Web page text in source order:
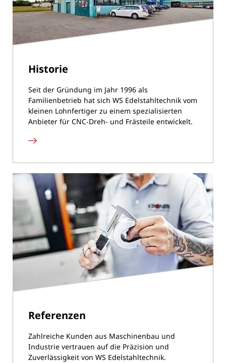
Historie
Seit der Gründung im Jahr 1996 als
Familienbetrieb hat sich WS Edelstahltechnik vom
kleinen Lohnfertiger zu einem spezialisierten
Anbieter für CNC-Dreh- und Frästeile entwickelt.
Historie
Referenzen
Zahlreiche Kunden aus Maschinenbau und
Industrie vertrauen auf die Präzision und
Zuverlässigkeit von WS Edelstahltechnik.